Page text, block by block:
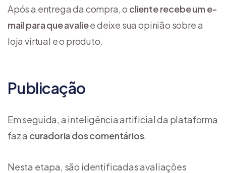
Após a entrega da compra, o cliente recebe um e-
mail para que avaliee deixe sua opinião sobre a
loja virtual e o produto.
Publicação
Em seguida, a inteligência artificial da plataforma
faz a curadoria dos comentários.
Nesta etapa, são identificadas avaliações